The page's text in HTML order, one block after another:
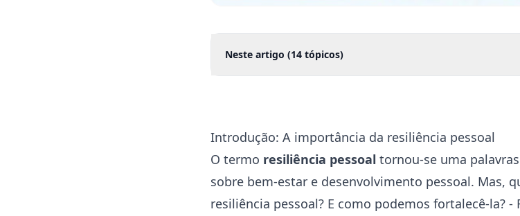
Neste artigo (14 tópicos)
Introdução: A importância da resiliência pessoal
O termo resiliência pessoal tornou-se uma
sobre bem-estar e desenvolvimento pessoal. Mas,
resiliência pessoal? E como podemos fortalecê-la? -